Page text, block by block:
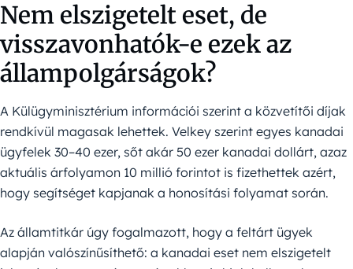
Nem elszigetelt eset, de
visszavonhatók-e ezek az
állampolgárságok?
A Külügyminisztérium információi szerint a közvetítői díjak
rendkívül magasak lehettek. Velkey szerint egyes kanadai
ügyfelek 30–40 ezer, sőt akár 50 ezer kanadai dollárt, azaz
aktuális árfolyamon 10 millió forintot is fizethettek azért,
hogy segítséget kapjanak a honosítási folyamat során.
Az államtitkár úgy fogalmazott, hogy a feltárt ügyek
alapján valószínűsíthető: a kanadai eset nem elszigetelt